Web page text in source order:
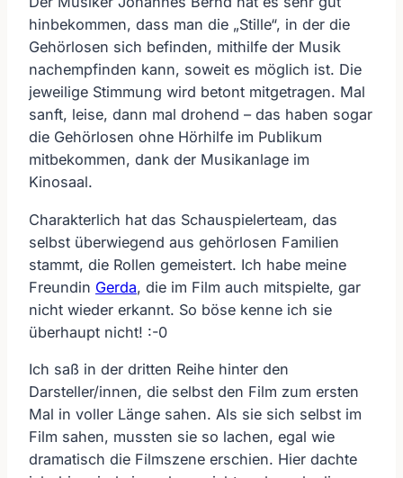
hinbekommen, dass man die „Stille“, in der die
Gehörlosen sich befinden, mithilfe der Musik
nachempfinden kann, soweit es möglich ist. Die
jeweilige Stimmung wird betont mitgetragen. Mal
sanft, leise, dann mal drohend – das haben sogar
die Gehörlosen ohne Hörhilfe im Publikum
mitbekommen, dank der Musikanlage im
Kinosaal.
Charakterlich hat das Schauspielerteam, das
selbst überwiegend aus gehörlosen Familien
stammt, die Rollen gemeistert. Ich habe meine
Freundin Gerda, die im Film auch mitspielte, gar
nicht wieder erkannt. So böse kenne ich sie
überhaupt nicht! :-0
Ich saß in der dritten Reihe hinter den
Darsteller/innen, die selbst den Film zum ersten
Mal in voller Länge sahen. Als sie sich selbst im
Film sahen, mussten sie so lachen, egal wie
dramatisch die Filmszene erschien. Hier dachte